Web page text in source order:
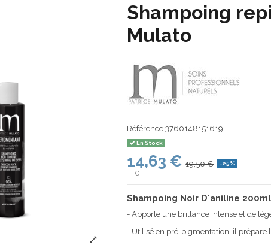
Shampoing
Mulato
Référence 3760148151619
En Stock
14,63 € 19,50 € -25%
TTC
Shampoing Noir D'aniline
- Apporte une brillance intense et de
- Utilisé en pré-pigmentation, il prépare